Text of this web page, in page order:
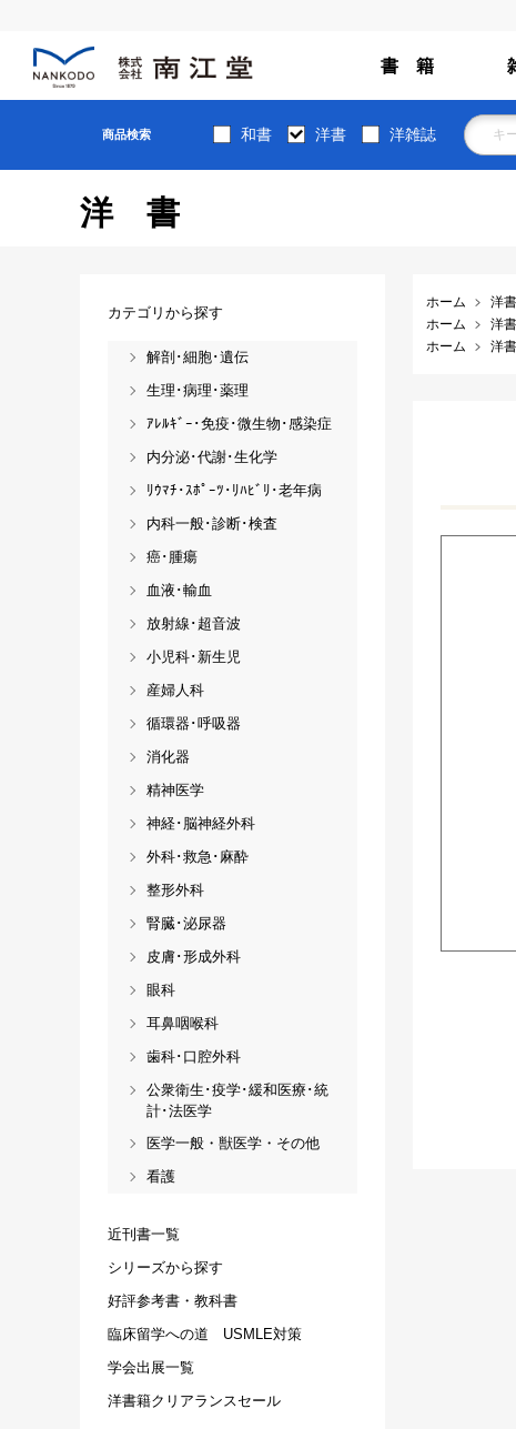
書 籍
商品検索 和書 洋書 洋雑誌
洋書
ホーム 洋書
ホーム
洋書
ホーム
洋書
カテゴリから探す
解剖･細胞･遺伝
生理･病理･薬理
ｱﾚﾙｷﾞｰ･免疫･微生物･感染症
内分泌･代謝･生化学
ﾘｳﾏﾁ･ｽﾎﾟｰﾂ･ﾘﾊﾋﾞﾘ･老年病
内科一般･診断･検査
癌･腫瘍
血液･輸血
放射線･超音波
小児科･新生児
産婦人科
循環器･呼吸器
消化器
精神医学
神経･脳神経外科
外科･救急･麻酔
整形外科
腎臓･泌尿器
皮膚･形成外科
眼科
耳鼻咽喉科
歯科･口腔外科
公衆衛生･疫学･緩和医療･統
計･法医学
医学一般・獣医学・その他
看護
近刊書一覧
シリーズから探す
好評参考書・教科書
臨床留学への道 USMLE対策
学会出展一覧
洋書籍クリアランスセール